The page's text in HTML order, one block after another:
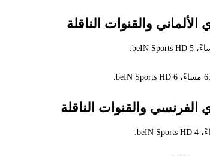
والقنوات الناقلة
والقنوات الناقلة